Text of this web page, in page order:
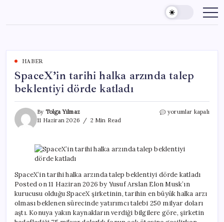
content
HABER
SpaceX’in tarihi halka arzında talep
beklentiyi dörde katladı
By Tolga Yılmaz
11 Haziran 2026
2 Min Read
SpaceX’in
talep
beklentiyi
katladı
için
yorumlar kapalı
SpaceX’in tarihi halka arzında talep beklentiyi dörde katladı
Posted on 11 Haziran 2026 by Yusuf Arslan Elon Musk’ın
kurucusu olduğu SpaceX şirketinin, tarihin en büyük halka arzı
olması beklenen sürecinde yatırımcı talebi 250 milyar doları
aştı. Konuya yakın kaynakların verdiği bilgilere göre, şirketin